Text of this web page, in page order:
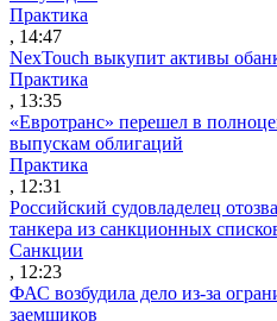
Практика
, 14:47
NexTouch выкупит активы
Практика
, 13:35
«Евротранс» перешел в
выпускам облигаций
Практика
, 12:31
Российский судовладелец
танкера из санкционных
Санкции
, 12:23
ФАС возбудила дело из-за
заемщиков